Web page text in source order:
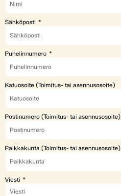
Sähköposti
Puhelinnumero
Katuosoite (Toimitus- tai asennusosoite)
Postinumero (Toimitus- tai asennusosoite)
Paikkakunta (Toimitus- tai asennusosoite)
Viesti